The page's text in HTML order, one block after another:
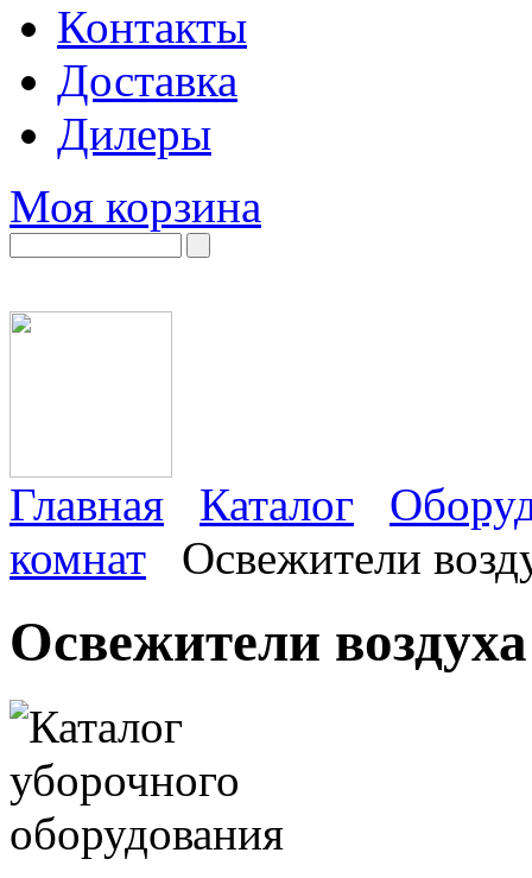
Контакты
Доставка
Дилеры
Моя корзина
Главная Каталог
комнат
Освежители
Освежители воздуха